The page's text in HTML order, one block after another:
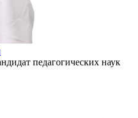
педагогических наук